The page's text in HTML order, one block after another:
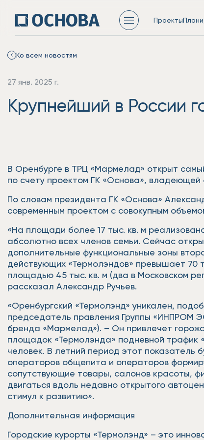
Проекты
Ко всем новостям
27 янв. 2025 г.
Крупнейший в России
В Оренбурге в ТРЦ «Мармелад» открыт
по счету проектом ГК «Основа»,
По словам президента ГК «Основа»
современным проектом с совокупным
«На площади более 17 тыс. кв. м
абсолютно всех членов семьи. Сейчас
дополнительные функциональные зоны
действующих «Термолэндов» превышает 70
площадью 45 тыс. кв. м (два в Московском
рассказал Александр Ручьев.
«Оренбургский «Термолэнд» уникален,
председатель правления Группы «ИНПРОМ
бренда «Мармелад»). – Он привлечет
площадок «Термолэнда» подневной трафик
человек. В летний период этот показатель
операторов общепита и операторов
сопутствующие товары, салонов красоты,
двигаться вдоль недавно открытого
стимул к развитию».
Дополнительная информация
Городские курорты «Термолэнд» – это